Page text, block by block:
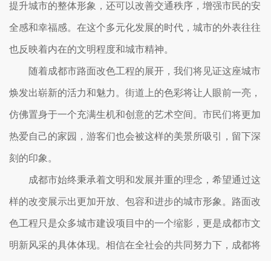
提升城市的整体形象，还可以改善交通秩序，增强市民的安
全感和幸福感。在这个多元化发展的时代，城市的外表往往
也反映着内在的文明程度和城市精神。
随着成都市路面改色工程的展开，我们将见证这座城市
焕发出崭新的活力和魅力。街道上的色彩将让人眼前一亮，
仿佛置身于一个充满生机和创意的艺术空间。市民们将更加
热爱自己的家园，游客们也会被这样的美景所吸引，留下深
刻的印象。
成都市始终秉承着文明和发展并重的理念，希望通过这
样的改变展示出更加开放、包容和进步的城市形象。路面改
色工程只是众多城市建设项目中的一个缩影，更是成都市文
明新风采的具体体现。相信在全社会的共同努力下，成都将